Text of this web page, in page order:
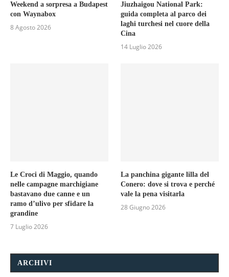
Weekend a sorpresa a Budapest
con Waynabox
8 Agosto 2026
Jiuzhaigou National Park:
guida completa al parco dei
laghi turchesi nel cuore della
Cina
14 Luglio 2026
Le Croci di Maggio, quando
nelle campagne marchigiane
bastavano due canne e un
ramo d’ulivo per sfidare la
grandine
7 Luglio 2026
La panchina gigante lilla del
Conero: dove si trova e perché
vale la pena visitarla
28 Giugno 2026
ARCHIVI